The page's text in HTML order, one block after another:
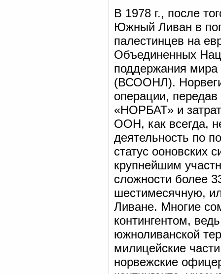
В 1978 г., после
Южный Ливан в
палестинцев на
Объединенных
поддержания
(ВСООНЛ).
операции, передав
«НОРБАТ» и
ООН, как всегда,
деятельность по
статус ооновских
крупнейшим
сложности более
шестимесячную,
Ливане. Многие
контингентом,
южноливанской
милицейские
норвежские